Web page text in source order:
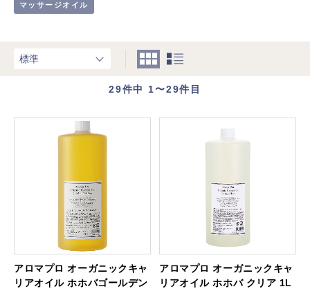
マッサージオイル
29件中 1〜29件目
アロマプロ オーガニックキャ
リアオイル ホホバゴールデン
アロマプロ オーガニックキャ
リアオイル ホホバ クリア 1L